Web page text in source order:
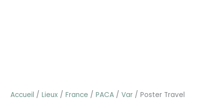
Accueil /Lieux /France /PACA /Var / Poster Travel